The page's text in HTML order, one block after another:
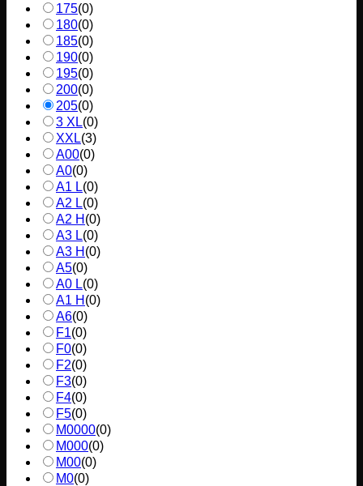
175(0)
180(0)
185(0)
190(0)
195(0)
200(0)
205(0)
3 XL(0)
XXL(3)
A00(0)
A0(0)
A1 L(0)
A2 L(0)
A2 H (0)
A3 L(0)
A3 H (0)
A5(0)
A0 L(0)
A1 H (0)
A6(0)
F1(0)
F0(0)
F2(0)
F3(0)
F4(0)
F5(0)
M0000(0)
M000(0)
M00(0)
M0(0)